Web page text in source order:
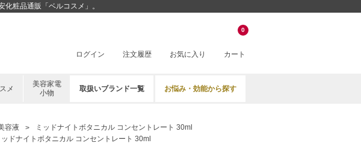
粧品通販「ベルコスメ」。
ログイン 注文履歴 お気に入り カート
0
メ
美容家電
小物
取扱いブランド一覧 お悩み・効能から探す
容液
ミッドナイトボタニカル コンセントレート 30ml
ッドナイトボタニカル コンセントレート 30ml